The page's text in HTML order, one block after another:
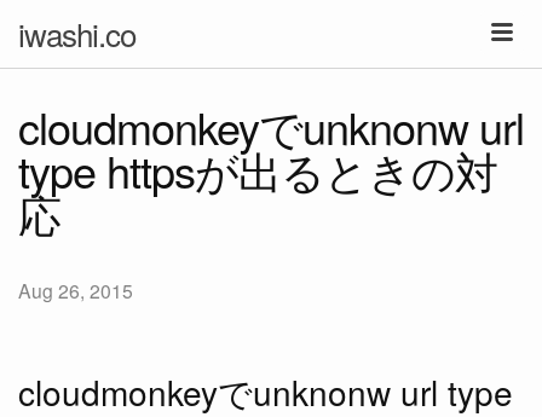
iwashi.co
cloudmonkeyでunknonw url
type httpsが出るときの対
応
Aug 26, 2015
cloudmonkeyでunknonw url type